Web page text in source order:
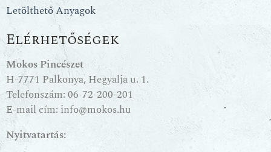
Letölthető Anyagok
Elérhetőségek
Mokos Pincészet
H-7771 Palkonya, Hegyalja u. 1.
Telefonszám:06-72-200-201
E-mail cím: info@mokos.hu
Nyitvatartás: